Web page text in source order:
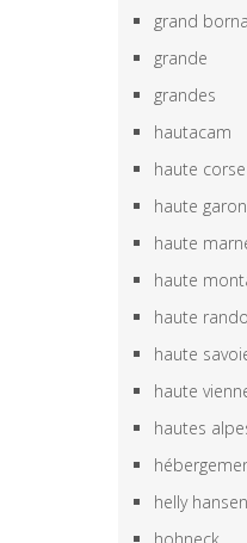
grand
grande
grandes
hautacam
haute corse
haute
haute
haute
haute
haute
haute
hautes
helly hansen